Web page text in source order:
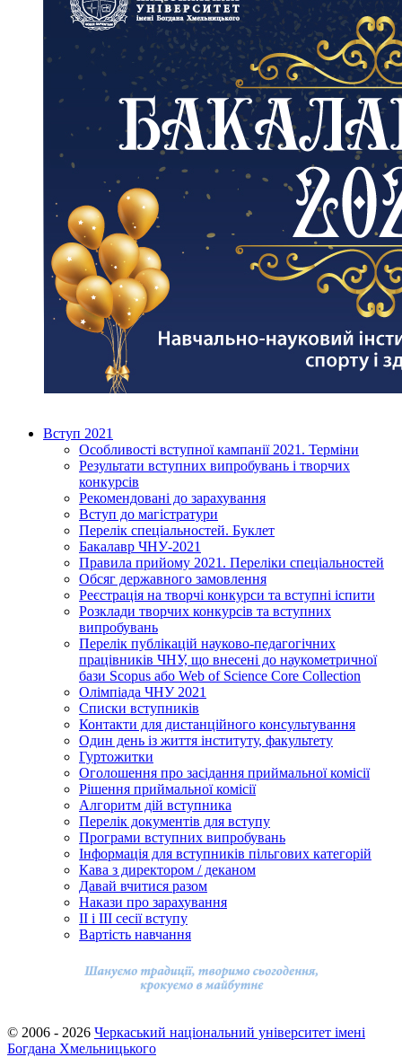
Вступ 2021
Особливості вступної кампанії 2021. Терміни
Результати вступних випробувань і творчих
конкурсів
Рекомендовані до зарахування
Вступ до магістратури
Перелік спеціальностей. Буклет
Бакалавр ЧНУ-2021
Правила прийому 2021. Переліки спеціальностей
Обсяг державного замовлення
Реєстрація на творчі конкурси та вступні іспити
Розклади творчих конкурсів та вступних
випробувань
Перелік публікацій науково-педагогічних
працівників ЧНУ, що внесені до наукометричної
бази Scopus або Web of Science Core Collection
Олімпіада ЧНУ 2021
Cписки вступників
Контакти для дистанційного консультування
Один день із життя інституту, факультету
Гуртожитки
Оголошення про засідання приймальної комісії
Рішення приймальної комісії
Алгоритм дій вступника
Перелік документів для вступу
Програми вступних випробувань
Інформація для вступників пільгових категорій
Кава з директором / деканом
Давай вчитися разом
Накази про зарахування
ІІ і ІІІ сесії вступу
Вартість навчання
© 2006 - 2026 Черкаський національний університет імені
Богдана Хмельницького